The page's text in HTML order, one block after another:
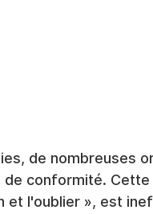
de nombreuses
de conformité.
et l'oublier », est